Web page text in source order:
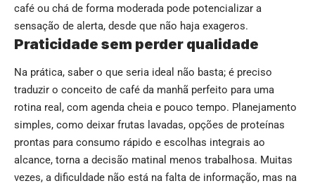
café ou chá de forma moderada pode potencializar a
sensação de alerta, desde que não haja exageros.
Praticidade sem perder qualidade
Na prática, saber o que seria ideal não basta; é preciso
traduzir o conceito de café da manhã perfeito para uma
rotina real, com agenda cheia e pouco tempo. Planejamento
simples, como deixar frutas lavadas, opções de proteínas
prontas para consumo rápido e escolhas integrais ao
alcance, torna a decisão matinal menos trabalhosa. Muitas
vezes, a dificuldade não está na falta de informação, mas na